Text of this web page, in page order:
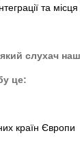
та
слухач
у це:
країн Європи